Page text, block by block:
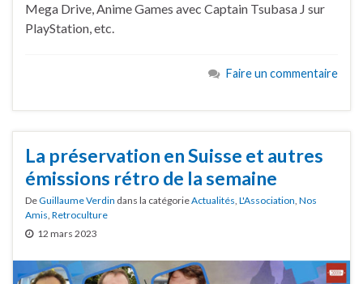
Mega Drive, Anime Games avec Captain Tsubasa J sur
PlayStation, etc.
Faire un commentaire
La préservation en Suisse et autres
émissions rétro de la semaine
DeGuillaume Verdin dans la catégorieActualités L'Association Nos
Amis Retroculture
12 mars 2023